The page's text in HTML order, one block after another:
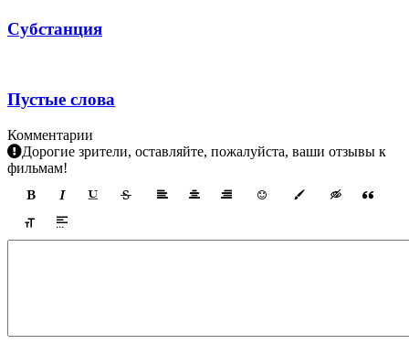
Субстанция
Пустые слова
Комментарии
Дорогие зрители, оставляйте, пожалуйста, ваши отзывы к
фильмам!